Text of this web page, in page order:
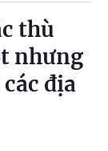
thù
nhưng
địa